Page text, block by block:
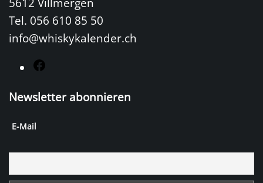
Tel. 056 610 85 50
info@whiskykalender.ch
c
o
o
Newsletter abonnieren
E-Mail